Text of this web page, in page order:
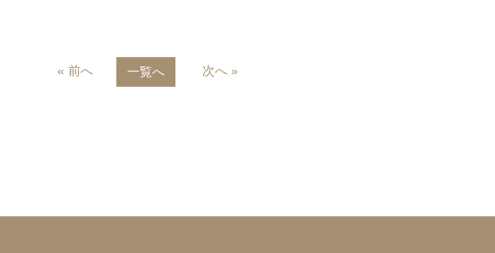
« 前へ 一覧へ 次へ »